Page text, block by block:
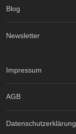
Blog
Newsletter
Impressum
AGB
Datenschutzerklärung